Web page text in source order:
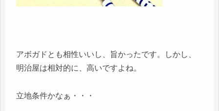
アボガドとも相性いいし、旨かったです。しかし、
明治屋は相対的に、高いですよね。
立地条件かなぁ・・・